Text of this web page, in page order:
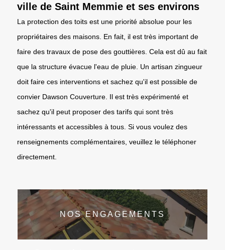
ville de Saint Memmie et ses environs
La protection des toits est une priorité absolue pour les
propriétaires des maisons. En fait, il est très important de
faire des travaux de pose des gouttières. Cela est dû au fait
que la structure évacue l'eau de pluie. Un artisan zingueur
doit faire ces interventions et sachez qu'il est possible de
convier Dawson Couverture. Il est très expérimenté et
sachez qu'il peut proposer des tarifs qui sont très
intéressants et accessibles à tous. Si vous voulez des
renseignements complémentaires, veuillez le téléphoner
directement.
NOS ENGAGEMENTS